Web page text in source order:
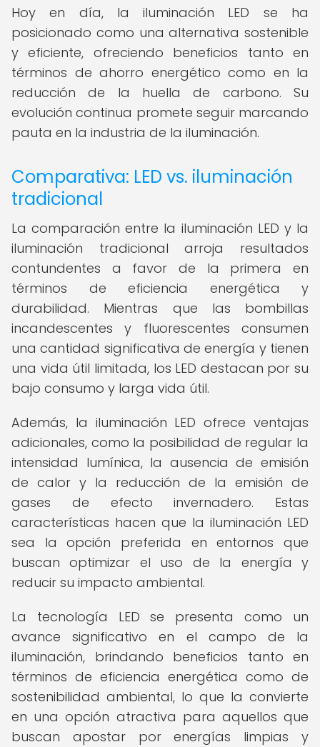
Hoy en día, la iluminación LED se ha
posicionado como una alternativa sostenible
y eficiente, ofreciendo beneficios tanto en
términos de ahorro energético como en la
reducción de la huella de carbono. Su
evolución continua promete seguir marcando
pauta en la industria de la iluminación.
Comparativa: LED vs. iluminación
tradicional
La comparación entre la iluminación LED y la
iluminación tradicional arroja resultados
contundentes a favor de la primera en
términos de eficiencia energética y
durabilidad. Mientras que las bombillas
incandescentes y fluorescentes consumen
una cantidad significativa de energía y tienen
una vida útil limitada, los LED destacan por su
bajo consumo y larga vida útil.
Además, la iluminación LED ofrece ventajas
adicionales, como la posibilidad de regular la
intensidad lumínica, la ausencia de emisión
de calor y la reducción de la emisión de
gases de efecto invernadero. Estas
características hacen que la iluminación LED
sea la opción preferida en entornos que
buscan optimizar el uso de la energía y
reducir su impacto ambiental.
La tecnología LED se presenta como un
avance significativo en el campo de la
iluminación, brindando beneficios tanto en
términos de eficiencia energética como de
sostenibilidad ambiental, lo que la convierte
en una opción atractiva para aquellos que
buscan apostar por energías limpias y